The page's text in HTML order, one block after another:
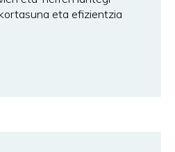
eta efizientzia